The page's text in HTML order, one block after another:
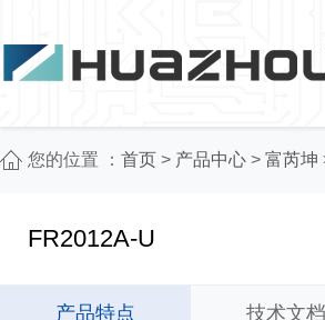
您的位置 ： 首页 > 产品中心 > 富芮坤
FR2012A-U
产品特点 技术文档